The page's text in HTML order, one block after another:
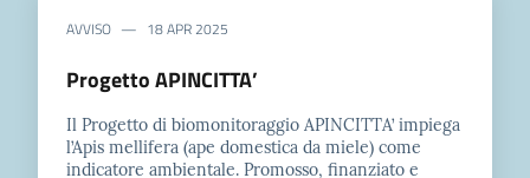
AVVISO 18 APR 2025
Progetto APINCITTA’
Il Progetto di biomonitoraggio APINCITTA’ impiega
l’Apis mellifera (ape domestica da miele) come
indicatore ambientale. Promosso, finanziato e